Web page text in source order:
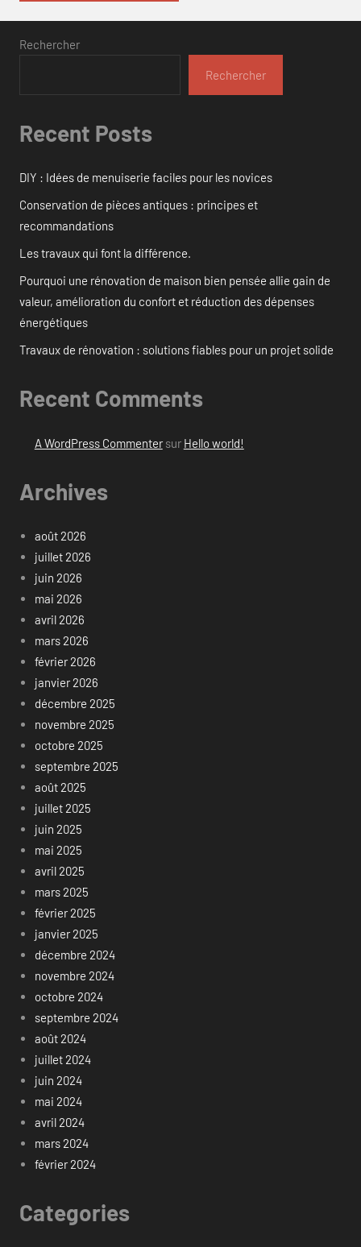
Rechercher
Rechercher
Recent Posts
DIY : Idées de menuiserie faciles pour les novices
Conservation de pièces antiques : principes et
recommandations
Les travaux qui font la différence.
Pourquoi une rénovation de maison bien pensée allie gain de
valeur, amélioration du confort et réduction des dépenses
énergétiques
Travaux de rénovation : solutions fiables pour un projet solide
Recent Comments
A WordPress Commentersur Hello world!
Archives
août 2026
juillet 2026
juin 2026
mai 2026
avril 2026
mars 2026
février 2026
janvier 2026
décembre 2025
novembre 2025
octobre 2025
septembre 2025
août 2025
juillet 2025
juin 2025
mai 2025
avril 2025
mars 2025
février 2025
janvier 2025
décembre 2024
novembre 2024
octobre 2024
septembre 2024
août 2024
juillet 2024
juin 2024
mai 2024
avril 2024
mars 2024
février 2024
Categories